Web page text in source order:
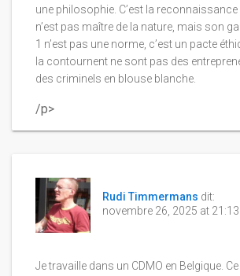
une philosophie. C’est la reconnaissance
n’est pas maître de la nature, mais son
1 n’est pas une norme, c’est un pacte
la contournent ne sont pas des
des criminels en blouse blanche.
/p>
Rudi Timmermans dit:
novembre 26, 2025 at 21:13
Je travaille dans un CDMO en Belgique. Ce